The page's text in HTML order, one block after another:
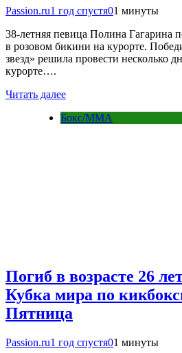
Passion.ru1 год спустя01 минуты
38-летняя певица Полина Гагарина
в розовом бикини на курорте.
звезд» решила провести несколько
курорте….
Читать далее
Бокс/MMA
Погиб в возрасте 26
Кубка мира по
Пятница
Passion.ru1 год спустя01 минуты